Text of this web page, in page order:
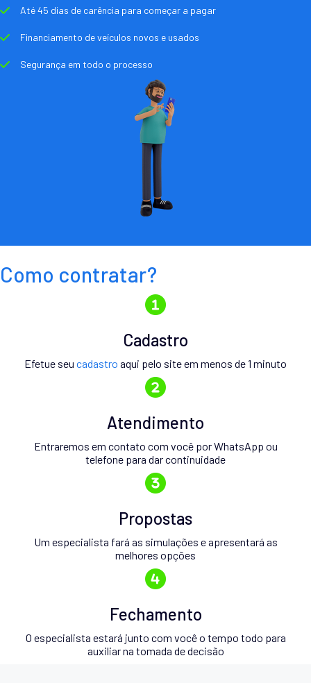
Até 45 dias de carência para começar a pagar
Financiamento de veículos novos e usados
Segurança em todo o processo
Como contratar?
Cadastro
Efetue seu cadastro aqui pelo site em menos de 1 minuto
Atendimento
Entraremos em contato com você por WhatsApp ou
telefone para dar continuidade
Propostas
Um especialista fará as simulações e apresentará as
melhores opções
Fechamento
O especialista estará junto com você o tempo todo para
auxiliar na tomada de decisão